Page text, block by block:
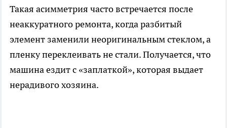
Такая асимметрия часто встречается после
неаккуратного ремонта, когда разбитый
элемент заменили неоригинальным стеклом, а
пленку переклеивать не стали. Получается, что
машина ездит с «заплаткой», которая выдает
нерадивого хозяина.